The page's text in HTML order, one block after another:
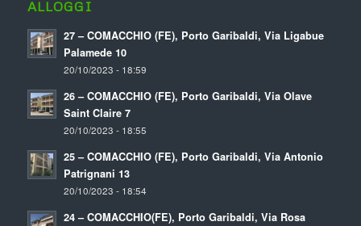
ALLOGGI
27 – COMACCHIO (FE), Porto Garibaldi, Via Ligabue
Palamede 10
20/10/2023 - 18:59
26 – COMACCHIO (FE), Porto Garibaldi, Via Olave
Saint Claire 7
20/10/2023 - 18:55
25 – COMACCHIO (FE), Porto Garibaldi, Via Antonio
Patrignani 13
20/10/2023 - 18:54
24 – COMACCHIO(FE), Porto Garibaldi, Via Rosa